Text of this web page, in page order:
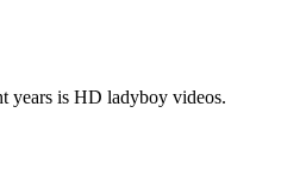
years is HD ladyboy videos.